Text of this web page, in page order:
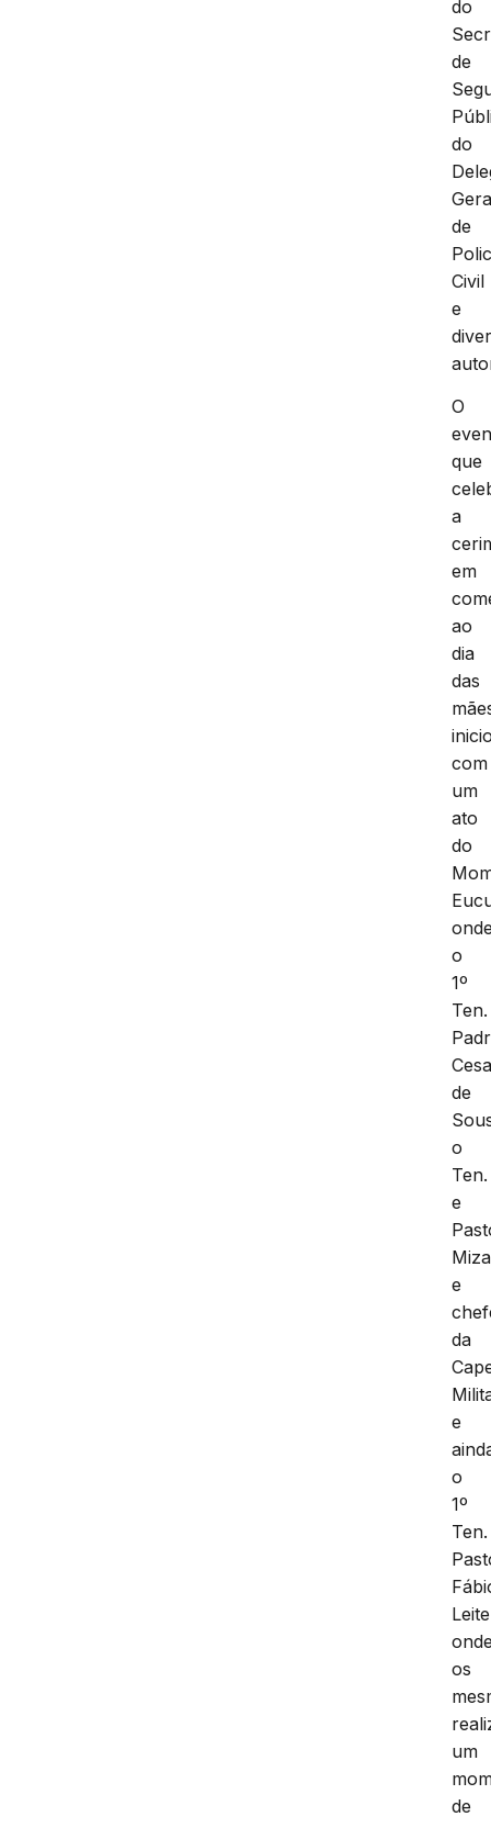
do
de
do
de
Civil
e
O
que
a
em
ao
dia
das
com
um
ato
do
o
1º
Ten.
de
o
Ten.
e
e
da
e
o
1º
Ten.
os
um
de